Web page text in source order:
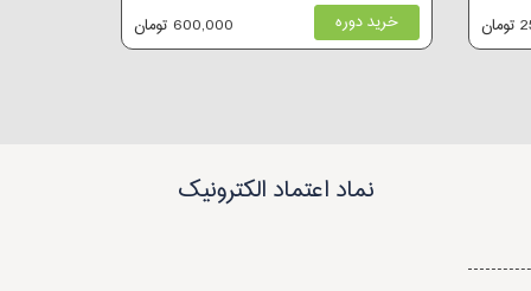
خرید دوره 600,000 تومان
نماد اعتماد الکترونیک